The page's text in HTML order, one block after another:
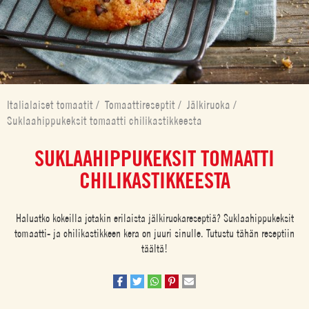
Italialaiset tomaatit / Tomaattireseptit / Jälkiruoka /
Suklaahippukeksit tomaatti chilikastikkeesta
SUKLAAHIPPUKEKSIT TOMAATTI
CHILIKASTIKKEESTA
Haluatko kokeilla jotakin erilaista jälkiruokareseptiä? Suklaahippukeksit
tomaatti- ja chilikastikkeen kera on juuri sinulle. Tutustu tähän reseptiin
täältä!